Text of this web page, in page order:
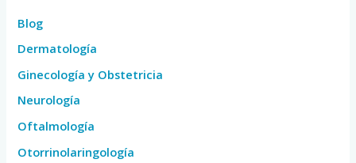
Blog
Dermatología
Ginecología y Obstetricia
Neurología
Oftalmología
Otorrinolaringología